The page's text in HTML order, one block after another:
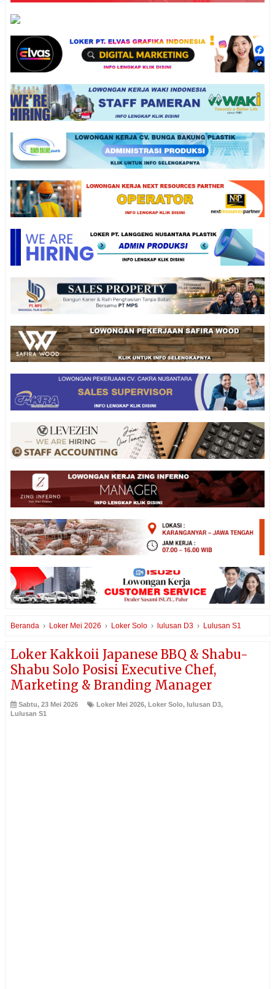
Beranda › Loker Mei 2026 › Loker Solo › lulusan D3 › Lulusan S1
Loker Kakkoii Japanese BBQ & Shabu-
Shabu Solo Posisi Executive Chef,
Marketing & Branding Manager
Sabtu, 23 Mei 2026 Loker Mei 2026, Loker Solo, lulusan D3,
Lulusan S1